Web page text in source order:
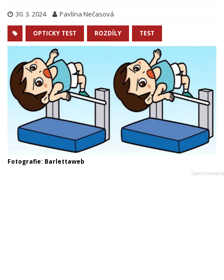
30. 3. 2024 Pavlína Nečasová
OPTICKY TEST ROZDÍLY TEST
Fotografie: Barlettaweb